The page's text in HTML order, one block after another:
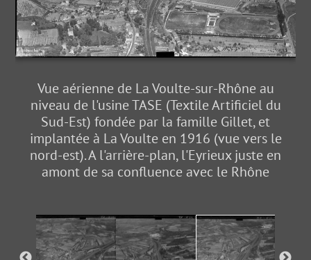
Vue aérienne de La Voulte-sur-Rhône au
niveau de l'usine TASE (Textile Artificiel du
Sud-Est) fondée par la famille Gillet, et
implantée à La Voulte en 1916 (vue vers le
nord-est). A l'arrière-plan, l'Eyrieux juste en
amont de sa confluence avec le Rhône